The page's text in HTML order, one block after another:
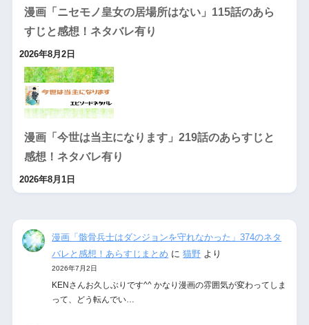
漫画「ニセモノ皇女の居場所はない」115話のあら
すじと感想！ネタバレ有り
2026年8月2日
漫画「今世は当主になります」219話のあらすじと
感想！ネタバレ有り
2026年8月1日
漫画「骸骨兵士はダンジョンを守れなかった」374のネタ
バレと感想！あらすじまとめ に猫野 より
2026年7月2日
KENさんお久しぶりです^^ かなり漫画の雰囲気が変わってしま
って、どう転んでい…